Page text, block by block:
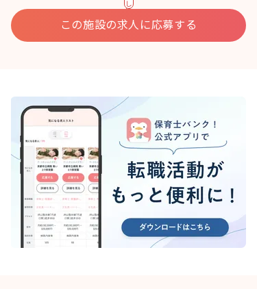
し
む
この施設の求人に応募する